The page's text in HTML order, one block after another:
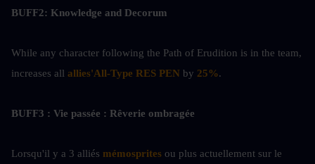
BUFF2: Knowledge and Decorum
While any character following the Path of Erudition is in the team,
increases all allies'All-Type RES PEN by 25%.
BUFF3 : Vie passée : Rêverie ombragée
Lorsqu'il y a 3 alliés mémosprites ou plus actuellement sur le